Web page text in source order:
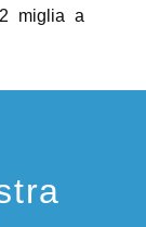
miglia a